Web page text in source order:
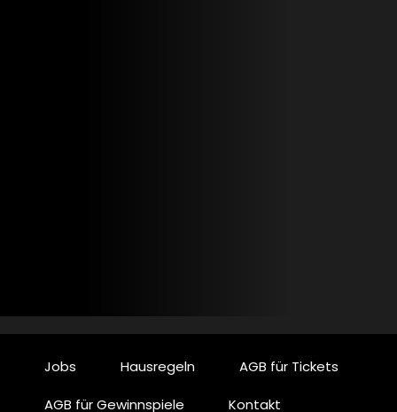
Jobs Hausregeln AGB für Tickets
AGB für Gewinnspiele Kontakt